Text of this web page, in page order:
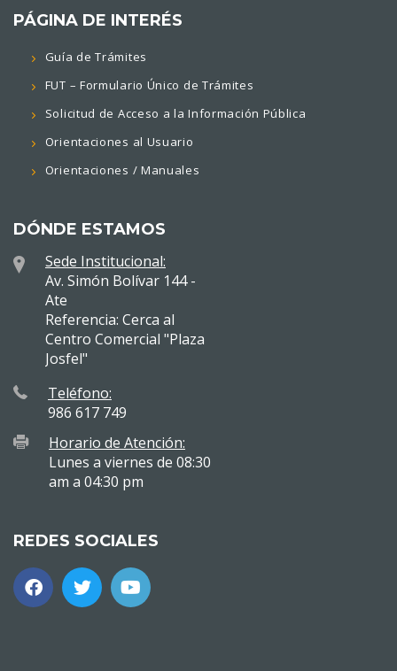
PÁGINA DE INTERÉS
Guía de Trámites
FUT – Formulario Único de Trámites
Solicitud de Acceso a la Información Pública
Orientaciones al Usuario
Orientaciones / Manuales
DÓNDE ESTAMOS
Sede Institucional:
Av. Simón Bolívar 144 -
Ate
Referencia: Cerca al
Centro Comercial "Plaza
Josfel"
Teléfono:
986 617 749
Horario de Atención:
Lunes a viernes de 08:30
am a 04:30 pm
REDES SOCIALES